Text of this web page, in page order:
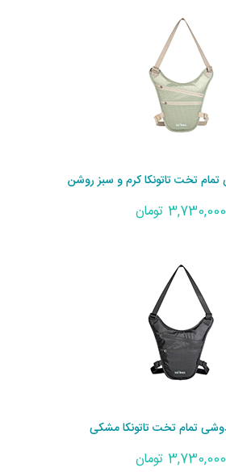
تخت تاتونکا کرم و سبز روشن
3,730,000 تومان
تمام تخت تاتونکا مشکی
3,730,000 تومان